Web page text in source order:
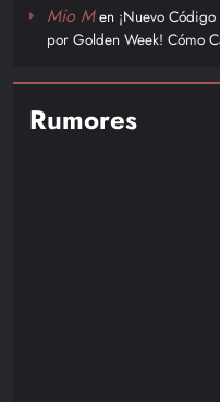
Mio Men ¡Nuevo
por Golden Week! Cómo
Rumores